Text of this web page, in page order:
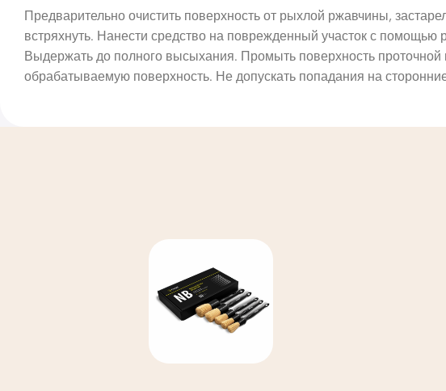
Предварительно очистить поверхность от рыхлой ржавчины,
встряхнуть. Нанести средство на поврежденный участок с
Выдержать до полного высыхания. Промыть поверхность проточной
обрабатываемую поверхность. Не допускать попадания на